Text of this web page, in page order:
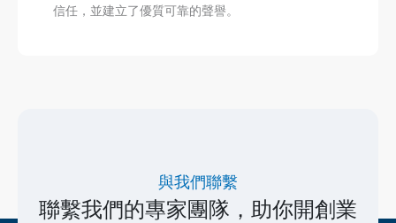
信任，並建立了優質可靠的聲譽。
與我們聯繫
聯繫我們的專家團隊，助你開創業